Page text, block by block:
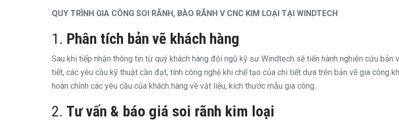
QUY TRÌNH GIA CÔNG SOI RÃNH, BÀO RÃNH V CNC KIM LOẠI TẠI WINDTECH
1. Phân tích bản vẽ khách hàng
Sau khi tiếp nhận thông tin từ quý khách hàng đội ngũ kỹ sư Windtech sẽ tiến hành nghiên cứu bản
tiết, các yêu cầu kỹ thuật cần đạt, tính công nghệ khi chế tạo của chi tiết dựa trên bản vẽ gia công
hoàn chỉnh các yêu cầu của khách hàng về vật liệu, kích thước mẫu gia công.
2. Tư vấn & báo giá soi rãnh kim loại